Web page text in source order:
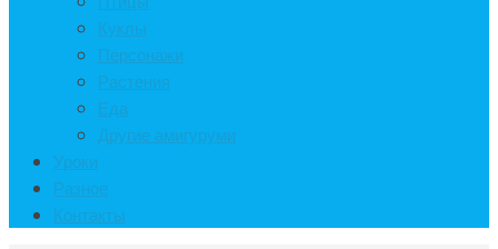
Куклы
Персонажи
Растения
Еда
Другие амигуруми
Уроки
Разное
Контакты